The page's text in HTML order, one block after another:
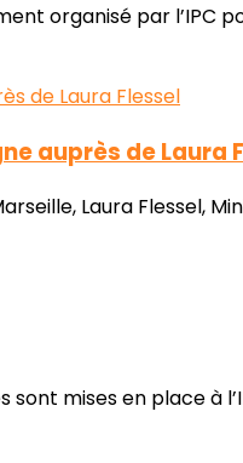
organisé par l’IPC
auprès de Laura
Laura Flessel,
mises en place à